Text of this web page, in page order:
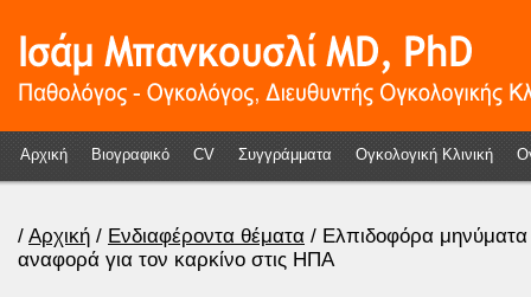
Αρχική Βιογραφικό CV Συγγράμματα Ογκολογική Κλινική
/ Αρχική / Ενδιαφέροντα θέματα / Ελπιδοφόρα μηνύματα
αναφορά για τον καρκίνο στις ΗΠΑ